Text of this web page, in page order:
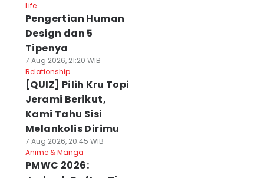
Life
Pengertian Human
Design dan 5
Tipenya
7 Aug 2026, 21:20 WIB
Relationship
[QUIZ] Pilih Kru Topi
Jerami Berikut,
Kami Tahu Sisi
Melankolis Dirimu
7 Aug 2026, 20:45 WIB
Anime & Manga
PMWC 2026: